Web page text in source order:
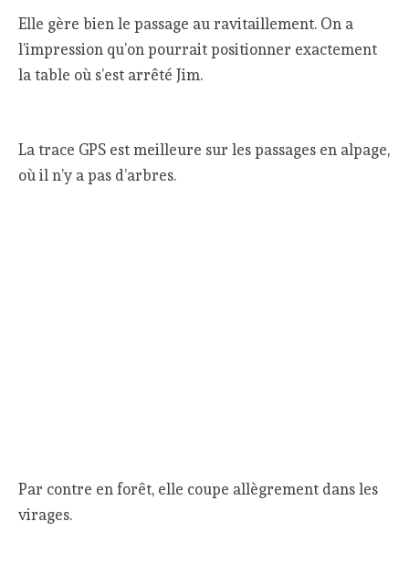
Elle gère bien le passage au ravitaillement. On a
l’impression qu’on pourrait positionner exactement
la table où s’est arrêté Jim.
La trace GPS est meilleure sur les passages en alpage,
où il n’y a pas d’arbres.
totale ?
Vous avez dû remarquer comme moi que les